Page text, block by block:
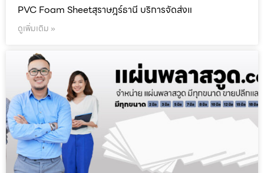
PVC Foam Sheetสุราษฎร์ธานี บริการจัดส่งแ
ดูเพิ่มเติม »